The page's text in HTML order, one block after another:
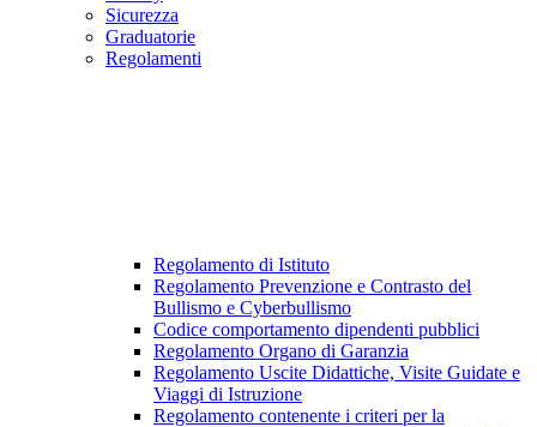
Sicurezza
Graduatorie
Regolamenti
Regolamento di Istituto
Regolamento Prevenzione e Contrasto del
Bullismo e Cyberbullismo
Codice comportamento dipendenti pubblici
Regolamento Organo di Garanzia
Regolamento Uscite Didattiche, Visite Guidate e
Viaggi di Istruzione
Regolamento contenente i criteri per la